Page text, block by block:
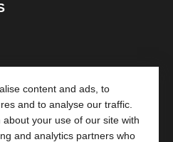
content and ads, to
and to analyse our traffic.
your use of our site with
and analytics partners who
OP
voorbehouden.